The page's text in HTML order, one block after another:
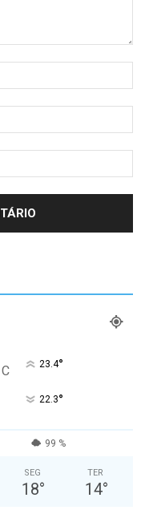
C 23.4°
22.3°
99 %
SEG
18°
TER
14°